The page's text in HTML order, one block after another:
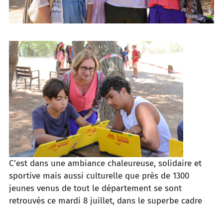
C’est dans une ambiance chaleureuse, solidaire et
sportive mais aussi culturelle que près de 1300
jeunes venus de tout le département se sont
retrouvés ce mardi 8 juillet, dans le superbe cadre